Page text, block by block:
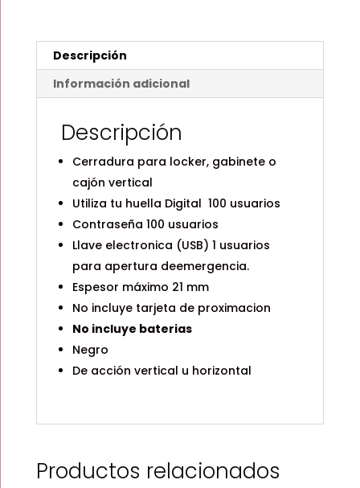
20
HUELLAS
EXCEL
Descripción
Información adicional
Descripción
Cerradura para locker, gabinete o
cajón vertical
Utiliza tu huella Digital 100 usuarios
Contraseña 100 usuarios
Llave electronica (USB) 1 usuarios
para apertura deemergencia.
Espesor máximo 21 mm
No incluye tarjeta de proximacion
No incluye baterias
Negro
De acción vertical u horizontal
Productos relacionados